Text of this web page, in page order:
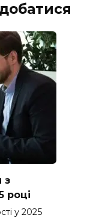
з
році
у 2025